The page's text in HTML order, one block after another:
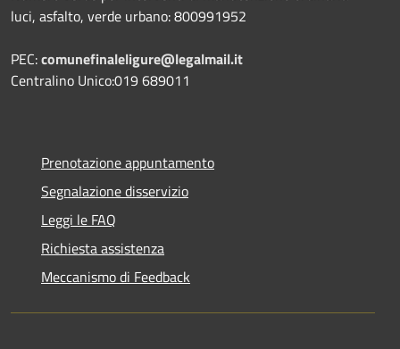
luci, asfalto, verde urbano: 800991952
PEC:comunefinaleligure@legalmail.it
Centralino Unico:019 689011
Prenotazione appuntamento
Segnalazione disservizio
Leggi le FAQ
Richiesta assistenza
Meccanismo di Feedback